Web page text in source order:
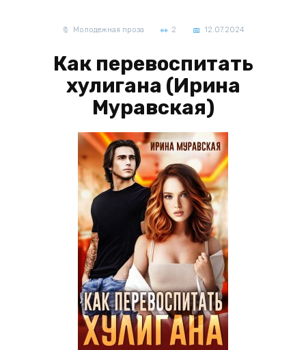
Молодежная проза 2 12.07.2024
Как перевоспитать
хулигана (Ирина
Муравская)